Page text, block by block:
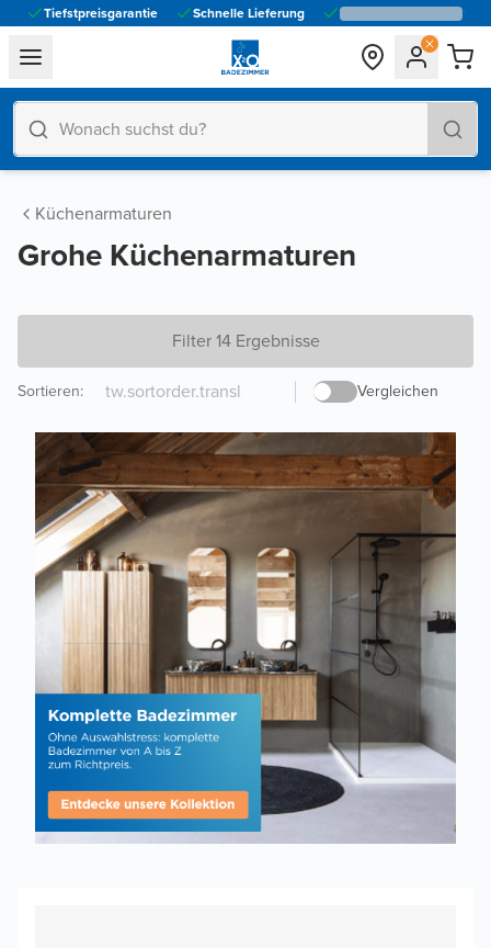
Tiefstpreisgarantie Schnelle Lieferung
general.navigation.toggle_menu.label
Küchenarmaturen
Grohe Küchenarmaturen
Filter 14 Ergebnisse
Vergleichen
Sortieren: